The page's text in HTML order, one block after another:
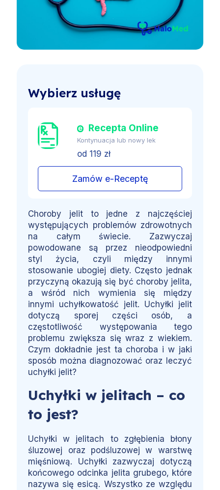
Wybierz usługę
Recepta Online
Kontynuacja lub nowy lek
od 119 zł
Zamów e-Receptę
Choroby jelit to jedne z najczęściej
występujących problemów zdrowotnych
na całym świecie. Zazwyczaj
powodowane są przez nieodpowiedni
styl życia, czyli między innymi
stosowanie ubogiej diety. Często jednak
przyczyną okazują się być choroby jelita,
a wśród nich wymienia się między
innymi uchyłkowatość jelit. Uchyłki jelit
dotyczą sporej części osób, a
częstotliwość występowania tego
problemu zwiększa się wraz z wiekiem.
Czym dokładnie jest ta choroba i w jaki
sposób można diagnozować oraz leczyć
uchyłki jelit?
Uchyłki w jelitach – co
to jest?
Uchyłki w jelitach to zgłębienia błony
śluzowej oraz podśluzowej w warstwę
mięśniową. Uchyłki zazwyczaj dotyczą
końcowego odcinka jelita grubego, które
nazywa się esicą. Wszystko ze względu